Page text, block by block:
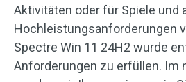
Aktivitäten oder für Spiele und
Hochleistungsanforderungen
Spectre Win 11 24H2 wurde
Anforderungen zu erfüllen. Im